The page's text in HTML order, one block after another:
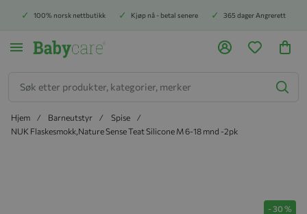
100% norsk nettbutikk Kjøp nå - betal senere 365 dager Angrerett
Hjem Barneutstyr
Spise
NUK Flaskesmokk,Nature Sense Teat Silicone M 6-18 mnd -2pk
-30 %